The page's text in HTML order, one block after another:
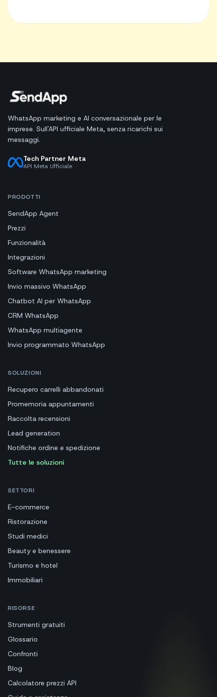
WhatsApp marketing e AI conversazionale per le
imprese. Sull'API ufficiale Meta, senza ricarichi sui
messaggi.
Tech Partner Meta
API Meta Ufficiale
PRODOTTI
SendApp Agent
Prezzi
Funzionalità
Integrazioni
Software WhatsApp marketing
Invio massivo WhatsApp
Chatbot AI per WhatsApp
CRM WhatsApp
WhatsApp multiagente
Invio programmato WhatsApp
SOLUZIONI
Recupero carrelli abbandonati
Promemoria appuntamenti
Raccolta recensioni
Lead generation
Notifiche ordine e spedizione
Tutte le soluzioni
SETTORI
E-commerce
Ristorazione
Studi medici
Beauty e benessere
Turismo e hotel
Immobiliari
RISORSE
Strumenti gratuiti
Glossario
Confronti
Blog
Calcolatore prezzi API